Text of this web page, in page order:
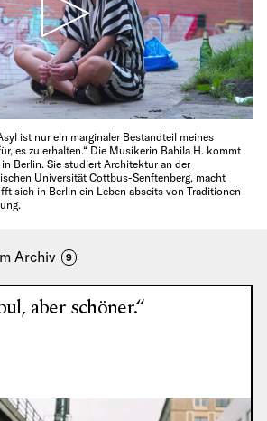
ist nur ein marginaler Bestandteil meines
es zu erhalten.“ Die Musikerin Bahila H. kommt
Berlin. Sie studiert Architektur an der
Universität Cottbus-Senftenberg, macht
sich in Berlin ein Leben abseits von Traditionen
Archiv 9
aber schöner.“